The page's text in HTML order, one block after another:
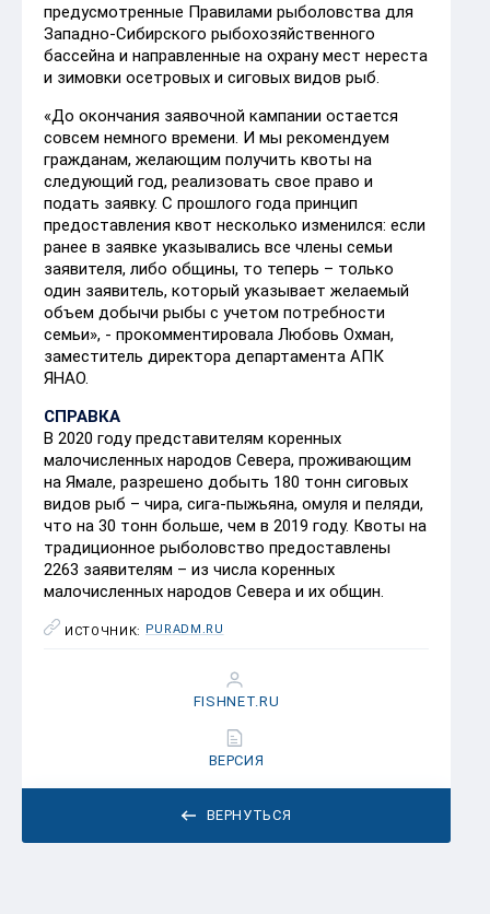
предусмотренные Правилами рыболовства для
Западно-Сибирского рыбохозяйственного
бассейна и направленные на охрану мест нереста
и зимовки осетровых и сиговых видов рыб.
«До окончания заявочной кампании остается
совсем немного времени. И мы рекомендуем
гражданам, желающим получить квоты на
следующий год, реализовать свое право и
подать заявку. С прошлого года принцип
предоставления квот несколько изменился: если
ранее в заявке указывались все члены семьи
заявителя, либо общины, то теперь – только
один заявитель, который указывает желаемый
объем добычи рыбы с учетом потребности
семьи», - прокомментировала Любовь Охман,
заместитель директора департамента АПК
ЯНАО.
СПРАВКА
В 2020 году представителям коренных
малочисленных народов Севера, проживающим
на Ямале, разрешено добыть 180 тонн сиговых
видов рыб – чира, сига-пыжьяна, омуля и пеляди,
что на 30 тонн больше, чем в 2019 году. Квоты на
традиционное рыболовство предоставлены
2263 заявителям – из числа коренных
малочисленных народов Севера и их общин.
ИСТОЧНИК: PURADM.RU
ВЕРНУТЬСЯ
FISHNET.RU
ВЕРСИЯ